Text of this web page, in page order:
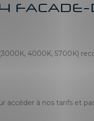
FACADE-
4000K, 5700K)
accéder à nos tarifs et